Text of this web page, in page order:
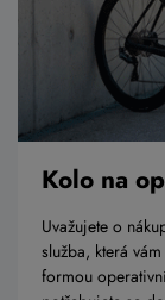
Kolo na
Uvažujete o
služba, která
formou